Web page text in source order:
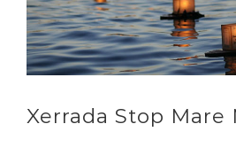
Xerrada Stop Mare